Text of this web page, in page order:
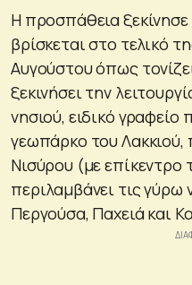
Η προσπάθεια
βρίσκεται στο τελικό
Αυγούστου όπως
ξεκινήσει την
νησιού, ειδικό
γεωπάρκο του Λακκιού,
Νισύρου (με επίκεντρο
περιλαμβάνει τις γύρω
Περγούσα, Παχειά και